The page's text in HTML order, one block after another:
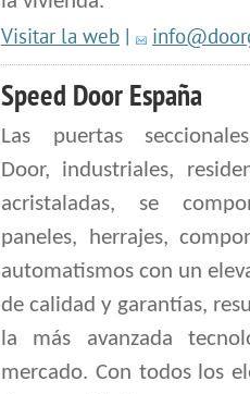
Visitar la web |
Speed Door España
Las puertas
Door, industriales,
acristaladas, se
paneles, herrajes,
automatismos con un
de calidad y garantías,
la más avanzada
mercado. Con todos los